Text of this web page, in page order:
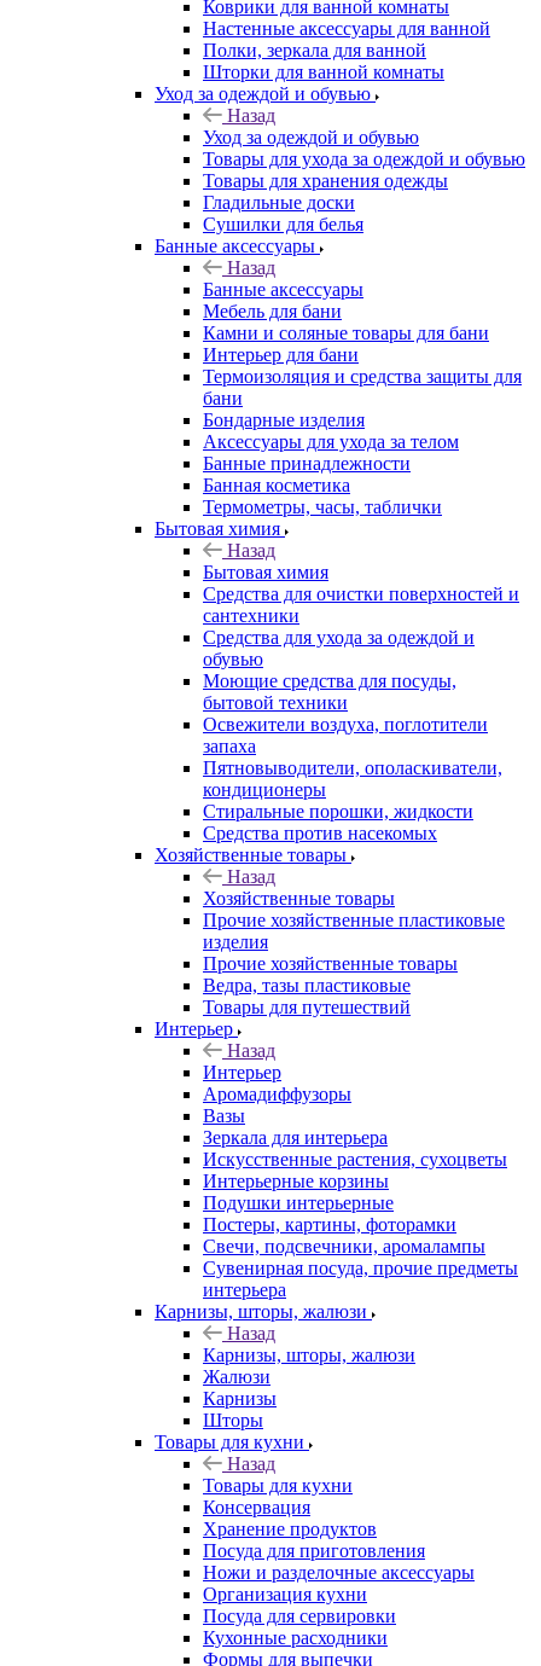
Коврики для ванной комнаты
Настенные аксессуары для ванной
Полки, зеркала для ванной
Шторки для ванной комнаты
Уход за одеждой и обувью
Назад
Уход за одеждой и обувью
Товары для ухода за одеждой и обувью
Товары для хранения одежды
Гладильные доски
Сушилки для белья
Банные аксессуары
Назад
Банные аксессуары
Мебель для бани
Камни и соляные товары для бани
Интерьер для бани
Термоизоляция и средства защиты для
бани
Бондарные изделия
Аксеcсуары для ухода за телом
Банные принадлежности
Банная косметика
Термометры, часы, таблички
Бытовая химия
Назад
Бытовая химия
Средства для очистки поверхностей и
сантехники
Средства для ухода за одеждой и
обувью
Моющие средства для посуды,
бытовой техники
Освежители воздуха, поглотители
запаха
Пятновыводители, ополаскиватели,
кондиционеры
Стиральные порошки, жидкости
Средства против насекомых
Хозяйственные товары
Назад
Хозяйственные товары
Прочие хозяйственные пластиковые
изделия
Прочие хозяйственные товары
Ведра, тазы пластиковые
Товары для путешествий
Интерьер
Назад
Интерьер
Аромадиффузоры
Вазы
Зеркала для интерьера
Искусственные растения, сухоцветы
Интерьерные корзины
Подушки интерьерные
Постеры, картины, фоторамки
Свечи, подсвечники, аромалампы
Сувенирная посуда, прочие предметы
интерьера
Карнизы, шторы, жалюзи
Назад
Карнизы, шторы, жалюзи
Жалюзи
Карнизы
Шторы
Товары для кухни
Назад
Товары для кухни
Консервация
Хранение продуктов
Посуда для приготовления
Ножи и разделочные аксессуары
Организация кухни
Посуда для сервировки
Кухонные расходники
Формы для выпечки